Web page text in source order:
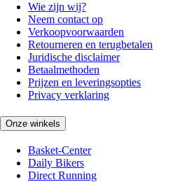
Wie zijn wij?
Neem contact op
Verkoopvoorwaarden
Retourneren en terugbetalen
Juridische disclaimer
Betaalmethoden
Prijzen en leveringsopties
Privacy verklaring
Onze winkels
Basket-Center
Daily Bikers
Direct Running